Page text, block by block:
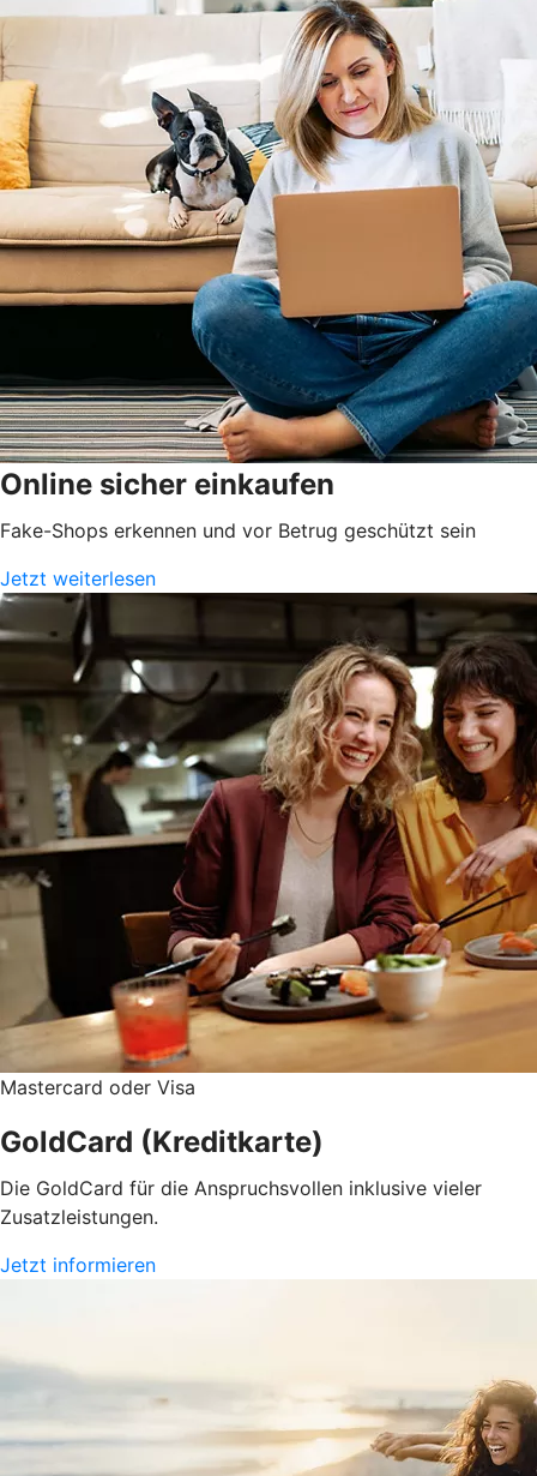
Online sicher einkaufen
Fake-Shops erkennen und vor Betrug geschützt sein
Jetzt weiterlesen
Mastercard oder Visa
GoldCard (Kreditkarte)
Die GoldCard für die Anspruchsvollen inklusive vieler
Zusatzleistungen.
Jetzt informieren